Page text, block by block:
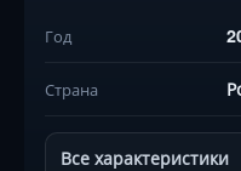
Год
Страна
Все характеристики